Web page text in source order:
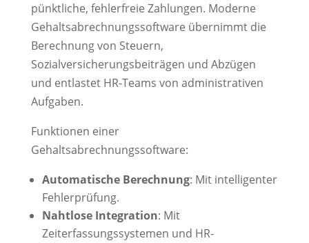
pünktliche, fehlerfreie Zahlungen. Moderne
Gehaltsabrechnungssoftware übernimmt die
Berechnung von Steuern,
Sozialversicherungsbeiträgen und Abzügen
und entlastet HR-Teams von administrativen
Aufgaben.
Funktionen einer
Gehaltsabrechnungssoftware:
Automatische Berechnung: Mit intelligenter
Fehlerprüfung.
Nahtlose Integration: Mit
Zeiterfassungssystemen und HR-